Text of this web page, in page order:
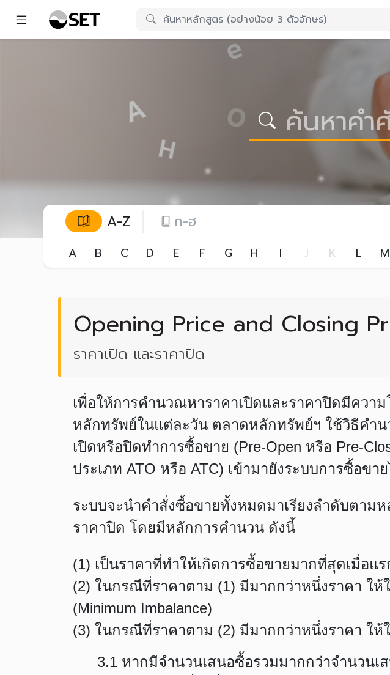
A-Z ก-ฮ
A B C D E F G H I J K L M
Opening Price and Closing
ราคาเปิด และราคาปิด
เพื่อให้การคำนวณหาราคาเปิดและราคาปิดมีควา
หลักทรัพย์ในแต่ละวัน ตลาดหลักทรัพย์ฯ ใช้วิธีคำน
เปิดหรือปิดทำการซื้อขาย (Pre-Open หรือ Pre-
ประเภท ATO หรือ ATC) เข้ามายังระบบการซื้อขา
ระบบจะนำคำสั่งซื้อขายทั้งหมดมาเรียงลำดับตาม
ราคาปิด โดยมีหลักการคำนวน ดังนี้
(1) เป็นราคาที่ทำให้เกิดการซื้อขายมากที่สุดเมื่อแ
(2) ในกรณีที่ราคาตาม (1) มีมากกว่าหนึ่งราคา ใ
(Minimum Imbalance)
(3) ในกรณีที่ราคาตาม (2) มีมากกว่าหนึ่งราคา ให้
3.1 หากมีจำนวนเสนอซื้อรวมมากกว่าจำนวนเ